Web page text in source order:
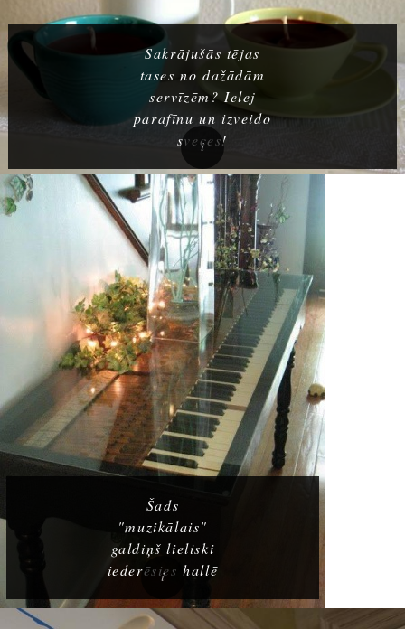
Sakrājušās tējas
tases no dažādām
servīzēm? Ielej
parafīnu un izveido
sveces!
Šāds
"muzikālais"
galdiņš lieliski
iederēsies hallē